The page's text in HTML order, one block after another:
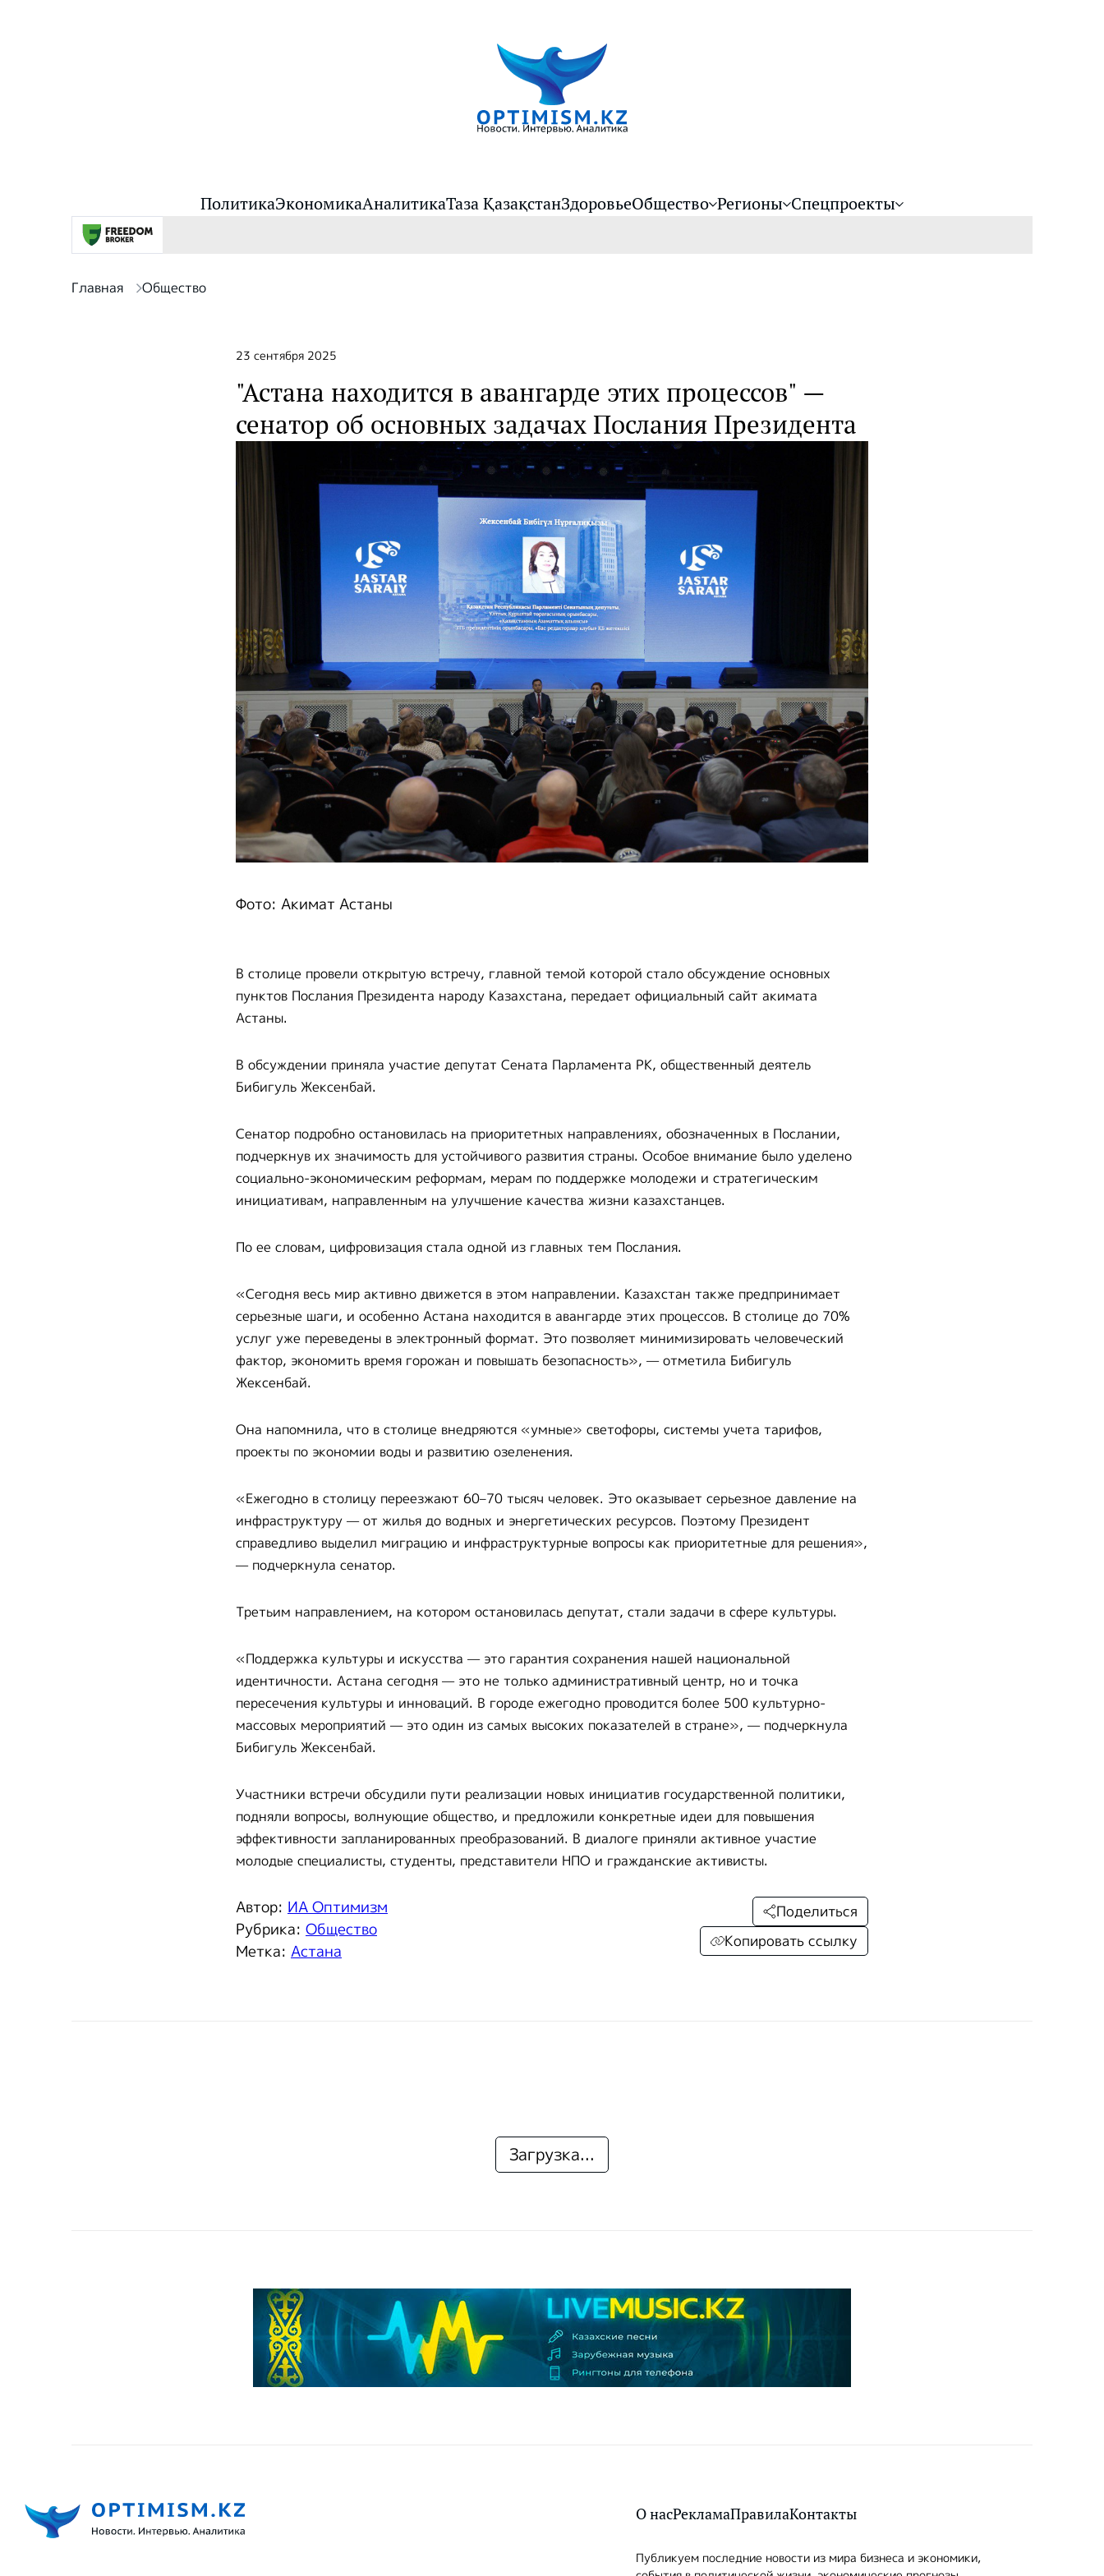
ПолитикаЭкономикаАналитикаТаза ҚазақстанЗдоровьеОбщество Регионы Спецпроекты
Главная Общество
23 сентября 2025
"Астана находится в авангарде этих процессов" —
сенатор об основных задачах Послания Президента
Фото: Акимат Астаны
В столице провели открытую встречу, главной темой которой стало обсуждение основных
пунктов Послания Президента народу Казахстана, передает официальный сайт акимата
Астаны.
В обсуждении приняла участие депутат Сената Парламента РК, общественный деятель
Бибигуль Жексенбай.
Сенатор подробно остановилась на приоритетных направлениях, обозначенных в Послании,
подчеркнув их значимость для устойчивого развития страны. Особое внимание было уделено
социально-экономическим реформам, мерам по поддержке молодежи и стратегическим
инициативам, направленным на улучшение качества жизни казахстанцев.
По ее словам, цифровизация стала одной из главных тем Послания.
«Сегодня весь мир активно движется в этом направлении. Казахстан также предпринимает
серьезные шаги, и особенно Астана находится в авангарде этих процессов. В столице до 70%
услуг уже переведены в электронный формат. Это позволяет минимизировать человеческий
фактор, экономить время горожан и повышать безопасность», — отметила Бибигуль
Жексенбай.
Она напомнила, что в столице внедряются «умные» светофоры, системы учета тарифов,
проекты по экономии воды и развитию озеленения.
«Ежегодно в столицу переезжают 60–70 тысяч человек. Это оказывает серьезное давление на
инфраструктуру — от жилья до водных и энергетических ресурсов. Поэтому Президент
справедливо выделил миграцию и инфраструктурные вопросы как приоритетные для решения»,
— подчеркнула сенатор.
Третьим направлением, на котором остановилась депутат, стали задачи в сфере культуры.
«Поддержка культуры и искусства — это гарантия сохранения нашей национальной
идентичности. Астана сегодня — это не только административный центр, но и точка
пересечения культуры и инноваций. В городе ежегодно проводится более 500 культурно-
массовых мероприятий — это один из самых высоких показателей в стране», — подчеркнула
Бибигуль Жексенбай.
Участники встречи обсудили пути реализации новых инициатив государственной политики,
подняли вопросы, волнующие общество, и предложили конкретные идеи для повышения
эффективности запланированных преобразований. В диалоге приняли активное участие
молодые специалисты, студенты, представители НПО и гражданские активисты.
Автор: ИА Оптимизм
Рубрика: Общество
Метка: Астана
Поделиться
Копировать ссылку
Загрузка...
О насРекламаПравилаКонтакты
Публикуем последние новости из мира бизнеса и экономики,